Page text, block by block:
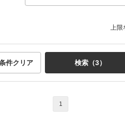
上限
件クリア 検索（3）
1